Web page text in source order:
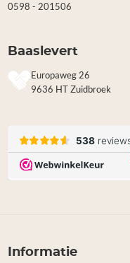
0598 - 201506
Baaslevert
Europaweg 26
9636 HT Zuidbroek
Informatie